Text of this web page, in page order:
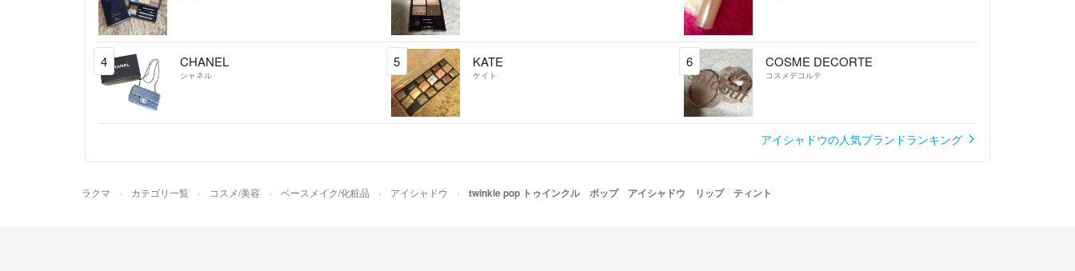
4 CHANEL
シャネル
5 KATE
ケイト
6 COSME DECORTE
コスメデコルテ
アイシャドウの人気ブランドランキング
ラクマ カテゴリ一覧 コスメ/美容 ベースメイク/化粧品 アイシャドウ twinkle pop トゥインクル ポップ アイシャドウ リップ ティント